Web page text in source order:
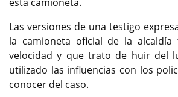
Las versiones de una testigo
la camioneta oficial de la alcaldía
velocidad y que trato de huir del
utilizado las influencias con los
conocer del caso.